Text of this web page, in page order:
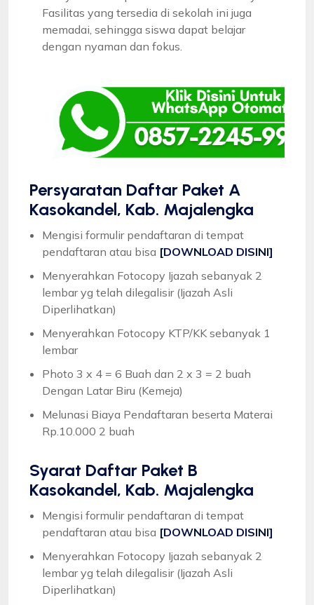
Fasilitas yang tersedia di sekolah ini juga
memadai, sehingga siswa dapat belajar
dengan nyaman dan fokus.
Persyaratan Daftar Paket A
Kasokandel, Kab. Majalengka
Mengisi formulir pendaftaran di tempat
pendaftaran atau bisa [DOWNLOAD DISINI]
Menyerahkan Fotocopy Ijazah sebanyak 2
lembar yg telah dilegalisir (Ijazah Asli
Diperlihatkan)
Menyerahkan Fotocopy KTP/KK sebanyak 1
lembar
Photo 3 x 4 = 6 Buah dan 2 x 3 = 2 buah
Dengan Latar Biru (Kemeja)
Melunasi Biaya Pendaftaran beserta Materai
Rp.10.000 2 buah
Syarat Daftar Paket B
Kasokandel, Kab. Majalengka
Mengisi formulir pendaftaran di tempat
pendaftaran atau bisa [DOWNLOAD DISINI]
Menyerahkan Fotocopy Ijazah sebanyak 2
lembar yg telah dilegalisir (Ijazah Asli
Diperlihatkan)